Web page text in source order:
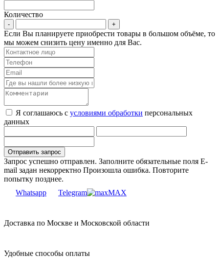
Количество
Если Вы планируете приобрести товары в большом объёме, то
мы можем снизить цену именно для Вас.
Я соглашаюсь с условиями обработки персональных
данных
Запрос успешно отправлен. Заполните обязательные поля E-
mail задан некорректно Произошла ошибка. Повторите
попытку позднее.
Whatsapp
Telegram MAX
Доставка по Москве и Московской области
Удобные способы оплаты